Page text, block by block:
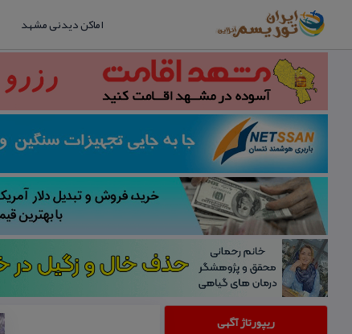
اماکن دیدنی مشهد
ریپورتاژ آگهی